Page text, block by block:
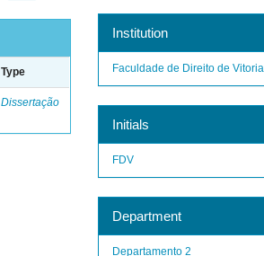
Type
Dissertação
Institution
Faculdade de Direito de Vitoria
Initials
FDV
Department
Departamento 2